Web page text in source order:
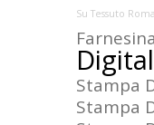
Su Tessuto Roma
Farnesina
Stampa
Stampa